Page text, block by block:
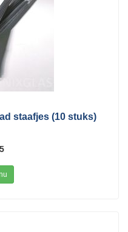
staafjes (10 stuks)